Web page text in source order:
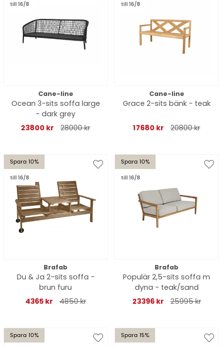
till 16/8
Cane-line
Ocean 3-sits soffa large
- dark grey
23800 kr
28000 kr
till 16/8
Cane-line
Grace 2-sits bänk - teak
17680 kr 20800 kr
Spara 10%
till 16/8
Brafab
Du & Ja 2-sits soffa -
brun furu
4365 kr
4850 kr
Spara 10%
till 16/8
Brafab
Populär 2,5-sits soffa m
dyna - teak/sand
23396 kr
25995 kr
Spara 10% Spara 15%